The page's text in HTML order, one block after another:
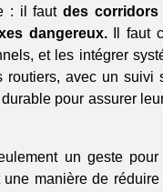
: il faut des corridors
dangereux. Il faut
et les intégrer
routiers, avec un suivi
pour assurer
un geste pour
une manière de